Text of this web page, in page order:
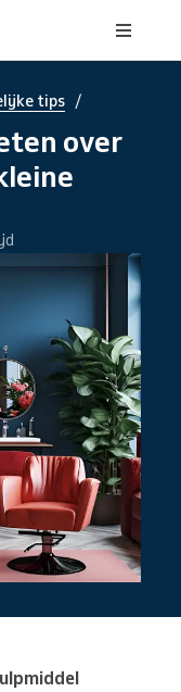
tips /
over